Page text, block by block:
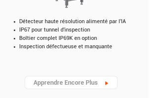
Détecteur haute résolution alimenté par l'IA
IP67 pour tunnel d'inspection
Boîtier complet IP69K en option
Inspection défectueuse et manquante
Apprendre Encore Plus